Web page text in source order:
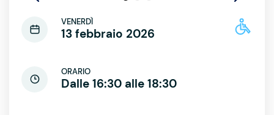
VENERDÌ
13 febbraio 2026
ORARIO
Dalle 16:30 alle 18:30